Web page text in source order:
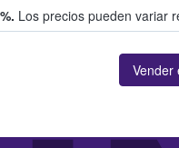
Los precios pueden variar
Vender